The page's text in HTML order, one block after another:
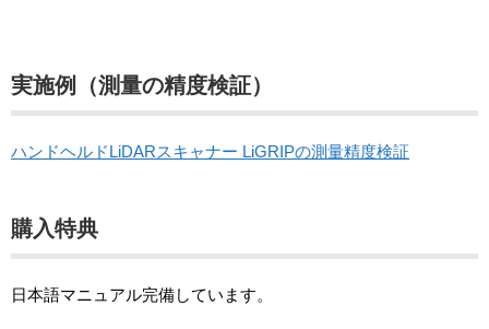
実施例（測量の精度検証）
ハンドヘルドLiDARスキャナー LiGRIPの測量精度検証
購入特典
日本語マニュアル完備しています。